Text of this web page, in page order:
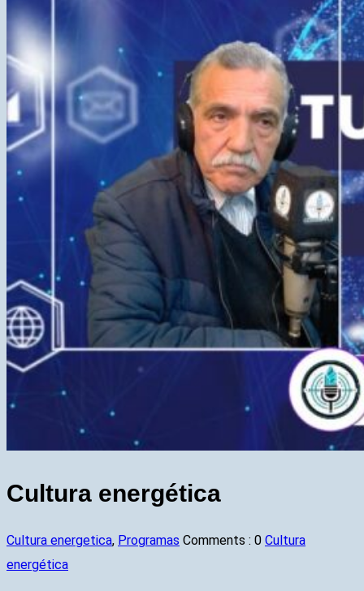
Cultura energética
Cultura energetica, Programas Comments : 0 Cultura
energética